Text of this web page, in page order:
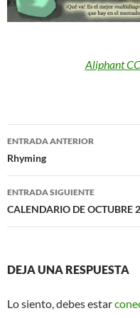
Aliphant
Navegación
de
entradas
ENTRADA ANTERIOR
Rhyming
ENTRADA SIGUIENTE
CALENDARIO DE OCTUBRE
DEJA UNA RESPUESTA
Lo siento, debes estar